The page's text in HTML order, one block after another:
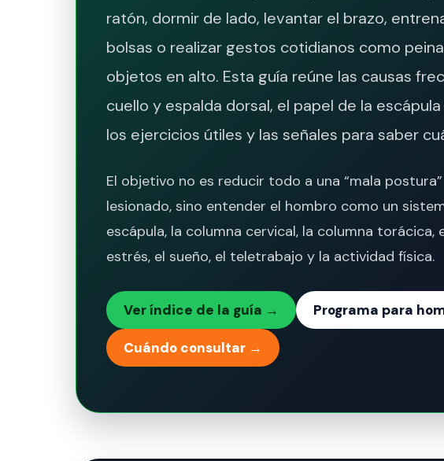
ratón, dormir de lado, levantar el brazo,
bolsas o realizar gestos cotidianos como
objetos en alto. Esta guía reúne las causas
cuello y espalda dorsal, el papel de la
los ejercicios útiles y las señales para saber
El objetivo no es reducir todo a una “mala
lesionado, sino entender el hombro como un
escápula, la columna cervical, la columna torácica,
estrés, el sueño, el teletrabajo y la actividad física.
Ver índice de la guía → Programa para
Cuándo consultar →